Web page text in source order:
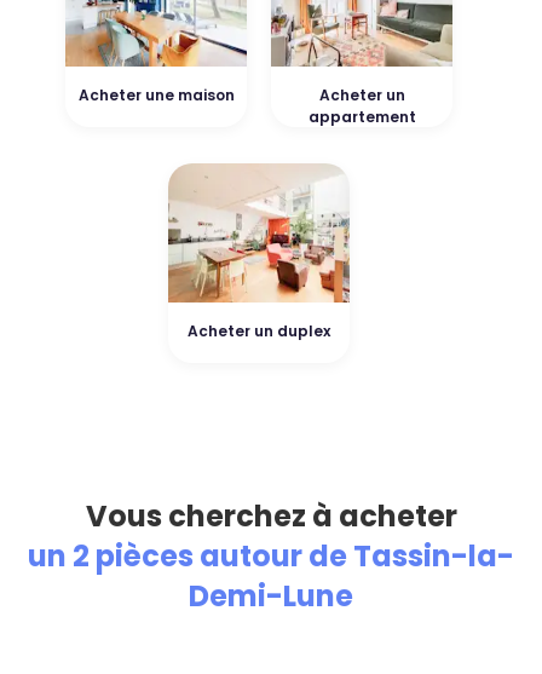
Acheter une maison
Acheter un
appartement
Acheter un duplex
Vous cherchez à acheter
un 2 pièces autour de Tassin-la-
Demi-Lune